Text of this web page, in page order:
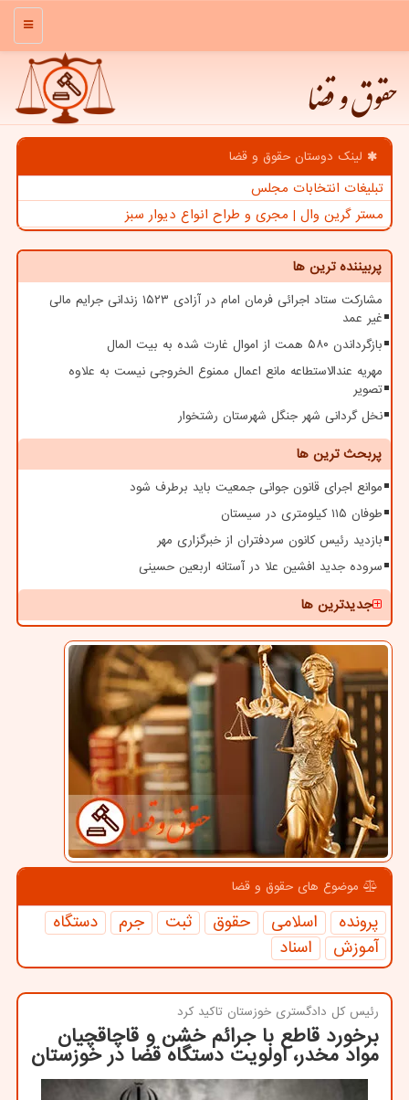
منو
حقوق و قضا
لینک دوستان حقوق و قضا
تبلیغات انتخابات مجلس
مستر گرین وال | مجری و طراح انواع دیوار سبز
پربیننده ترین ها
مشارکت ستاد اجرائی فرمان امام در آزادی ۱۵۲۳ زندانی جرایم مالی
غیر عمد
بازگرداندن ۵۸۰ همت از اموال غارت شده به بیت المال
مهریه عندالاستطاعه مانع اعمال ممنوع الخروجی نیست به علاوه
تصویر
نخل گردانی شهر جنگل شهرستان رشتخوار
پربحث ترین ها
موانع اجرای قانون جوانی جمعیت باید برطرف شود
طوفان ۱۱۵ کیلومتری در سیستان
بازدید رئیس کانون سردفتران از خبرگزاری مهر
سروده جدید افشین علا در آستانه اربعین حسینی
جدیدترین ها
موضوع های حقوق و قضا
پرونده اسلامی حقوق ثبت جرم
دستگاه
آموزش
اسناد
رئیس كل دادگستری خوزستان تاكید كرد
برخورد قاطع با جرائم خشن و قاچاقچیان
مواد مخدر، اولویت دستگاه قضا در خوزستان